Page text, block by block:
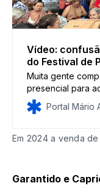
Vídeo:
do Festival de
Muita gente
presencial para
Portal Mário
Em 2024 a venda
Garantido e